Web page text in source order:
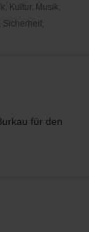
Kultur, Musik,
Sicherheit,
für den